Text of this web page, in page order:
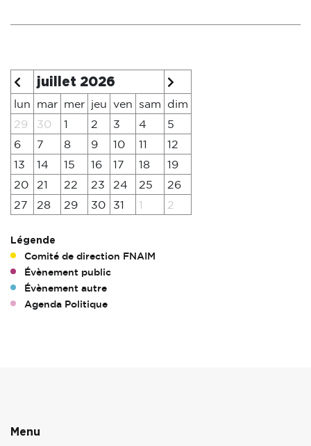
juillet 2026
lun mar mer jeu ven sam
dim
29
30 1 2 3 4
5
6
7 8 9 10 11
12
13
14 15 16 17 18
19
20
21 22 23 24 25
26
27
28 29 30 31 1 2
Légende
Comité de direction FNAIM
Évènement public
Évènement autre
Agenda Politique
Menu